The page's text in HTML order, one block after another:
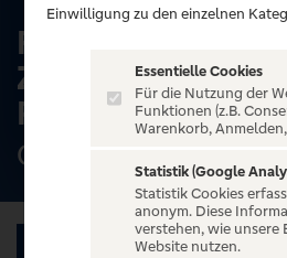
Filmmusik LIVE -
Zimmer bis John
Philharmonie
Gewandhaus zu
Einwilligung zu den einzelnen
Essentielle Cookies
Für die Nutzung der
Funktionen (z.B.
Warenkorb,
Statistik (Google
Statistik Cookies
anonym. Diese
verstehen, wie unsere
Website nutzen.